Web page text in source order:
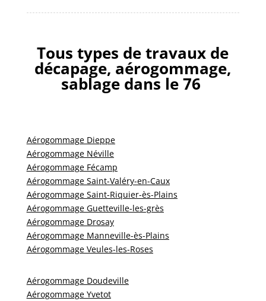
Tous types de travaux de
décapage, aérogommage,
sablage dans le 76
Aérogommage Dieppe
Aérogommage Néville
Aérogommage Fécamp
Aérogommage Saint-Valéry-en-Caux
Aérogommage Saint-Riquier-ès-Plains
Aérogommage Guetteville-les-grès
Aérogommage Drosay
Aérogommage Manneville-ès-Plains
Aérogommage Veules-les-Roses
Aérogommage Doudeville
Aérogommage Yvetot